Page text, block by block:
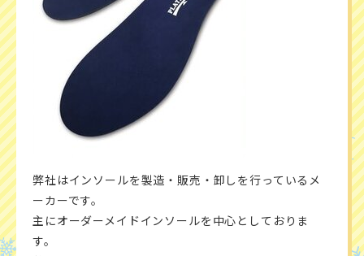
弊社はインソールを製造・販売・卸しを行っているメ
ーカーです。
主にオーダーメイドインソールを中心としておりま
す。